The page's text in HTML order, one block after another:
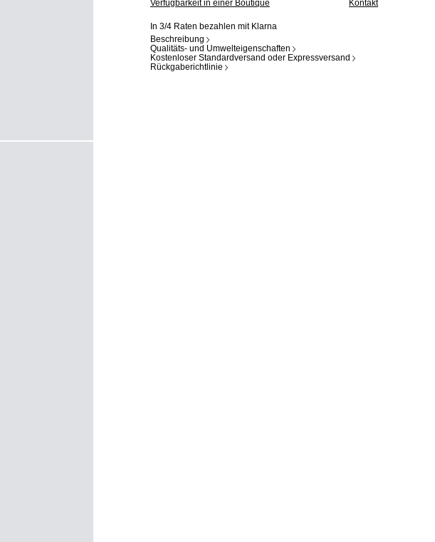
Verfügbarkeit in einer Boutique Kontakt
In 3/4 Raten bezahlen mit Klarna
Beschreibung
Qualitäts- und Umwelteigenschaften
Kostenloser Standardversand oder Expressversand
Rückgaberichtlinie